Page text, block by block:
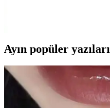
Ayın popüler yazıları